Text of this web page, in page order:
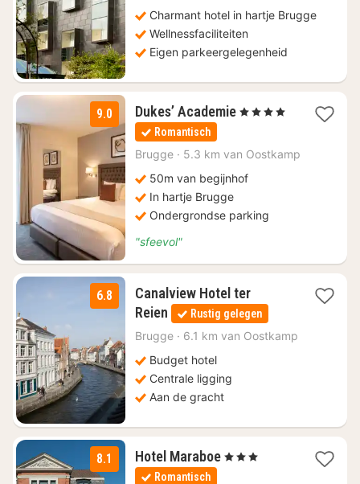
Charmant hotel in hartje Brugge
Wellnessfaciliteiten
Eigen parkeergelegenheid
9.0 Dukes’ Academie1
€
, 4 Sterren
Romantisch
Brugge · 5.3 km van Oostkamp
50m van begijnhof
In hartje Brugge
Ondergrondse parking
"sfeevol"
6.8
Canalview Hotel ter
Reien 1
nacht
vanaf
106
Rustig gelegen
Brugge · 6.1 km van Oostkamp
Budget hotel
Centrale ligging
Aan de gracht
8.1 Hotel Maraboe2
, 3 Sterren
Romantisch